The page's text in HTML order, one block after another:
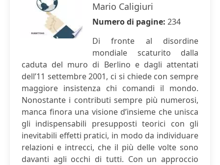
Mario Caligiuri
Numero di pagine: 234
Di fronte al disordine
mondiale scaturito dalla
caduta del muro di Berlino e dagli attentati
dell’11 settembre 2001, ci si chiede con sempre
maggiore insistenza chi comandi il mondo.
Nonostante i contributi sempre più numerosi,
manca finora una visione d’insieme che unisca
gli indispensabili presupposti teorici con gli
inevitabili effetti pratici, in modo da individuare
relazioni e intrecci, che il più delle volte sono
davanti agli occhi di tutti. Con un approccio